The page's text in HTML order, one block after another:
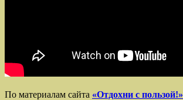
По материалам сайта «Отдохни с пользой!»